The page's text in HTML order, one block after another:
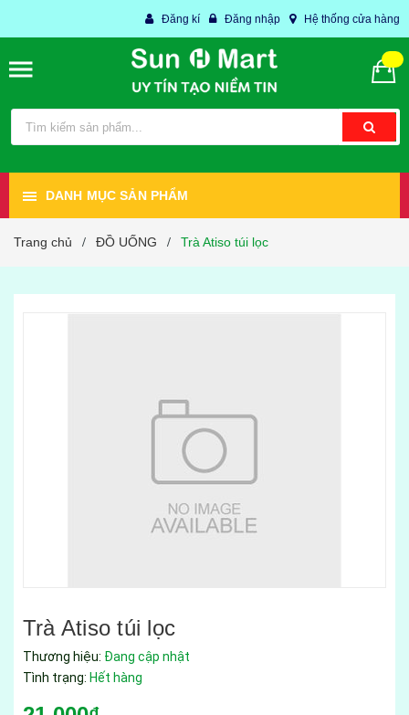
Đăng kí Đăng nhập Hệ thống cửa hàng
DANH MỤC SẢN PHẨM
Trang chủ / ĐỒ UỐNG / Trà Atiso túi lọc
Trà Atiso túi lọc
Thương hiệu: Đang cập nhật
Tình trạng: Hết hàng